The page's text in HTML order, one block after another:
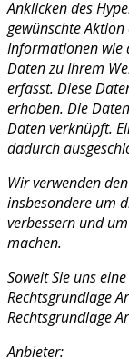
Anklicken des
gewünschte
Informationen wie
Daten zu Ihrem
erfasst. Diese
erhoben. Die
Daten verknüpft.
dadurch
Wir verwenden
insbesondere um
verbessern und
machen.
Soweit Sie uns
Rechtsgrundlage
Rechtsgrundlage
Anbieter: